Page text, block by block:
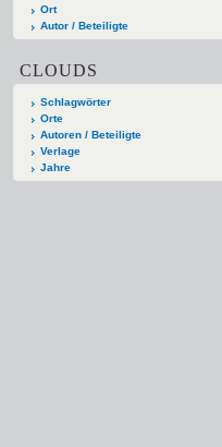
Ort
Autor / Beteiligte
CLOUDS
Schlagwörter
Orte
Autoren / Beteiligte
Verlage
Jahre